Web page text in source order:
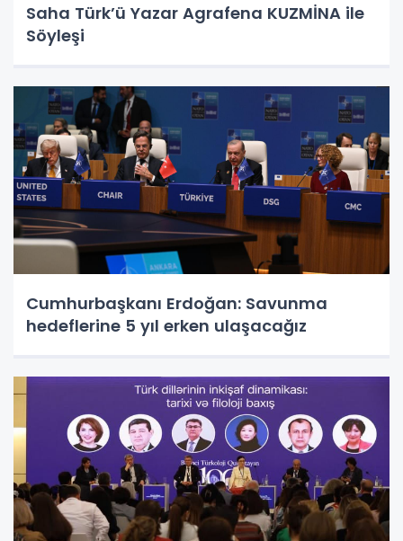
Saha Türk’ü Yazar Agrafena KUZMİNA ile
Söyleşi
Cumhurbaşkanı Erdoğan: Savunma
hedeflerine 5 yıl erken ulaşacağız